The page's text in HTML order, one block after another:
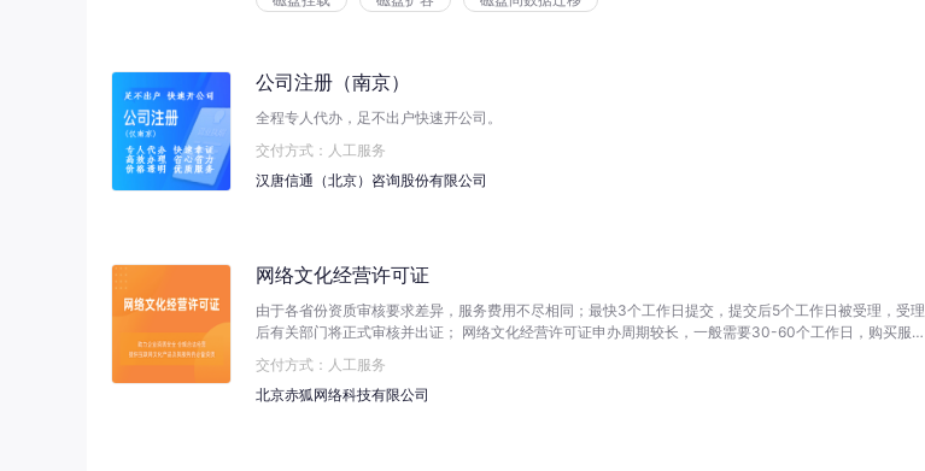
公司注册（南京）
全程专人代办，足不出户快速开公司。
交付方式：人工服务
汉唐信通（北京）咨询股份有限公司
网络文化经营许可证
由于各省份资质审核要求差异，服务费用不尽相同；最快3个工作日提交，提交后5个工作日被受理，受理
后有关部门将正式审核并出证； 网络文化经营许可证申办周期较长，一般需要30-60个工作日，购买服务
交付方式：人工服务
北京赤狐网络科技有限公司